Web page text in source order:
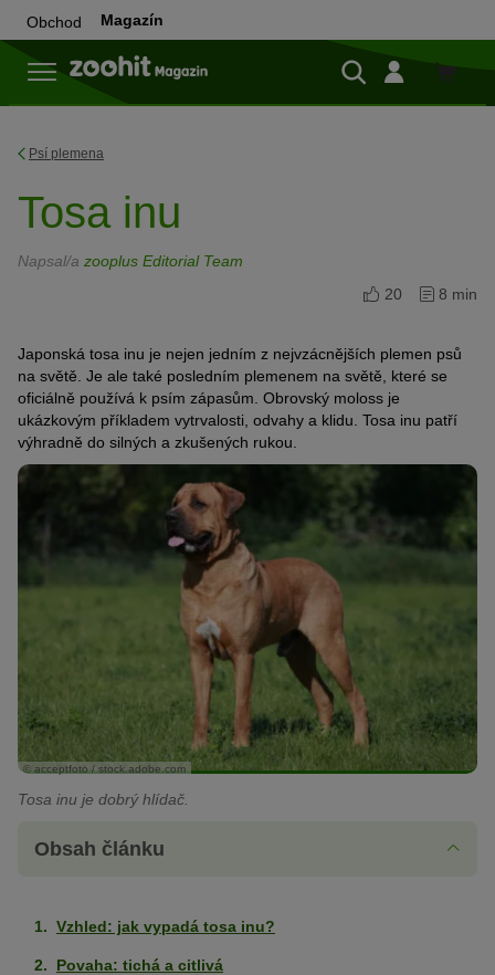
Obchod Magazín
Do
Psí plemena
Tosa inu
Napsal/a zooplus Editorial Team
20
8 min
Japonská tosa inu je nejen jedním z nejvzácnějších plemen psů
na světě. Je ale také posledním plemenem na světě, které se
oficiálně používá k psím zápasům. Obrovský moloss je
ukázkovým příkladem vytrvalosti, odvahy a klidu. Tosa inu patří
výhradně do silných a zkušených rukou.
© acceptfoto / stock.adobe.com
Tosa inu je dobrý hlídač.
Obsah článku
Vzhled: jak vypadá tosa inu?
Povaha: tichá a citlivá